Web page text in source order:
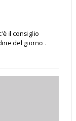
il consiglio
del giorno .